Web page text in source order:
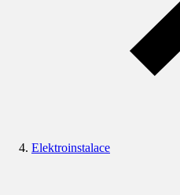
Elektroinstalace